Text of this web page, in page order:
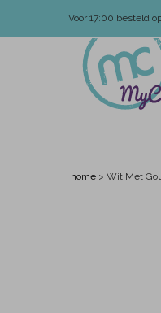
Voor 17:00 besteld
home > Wit Met